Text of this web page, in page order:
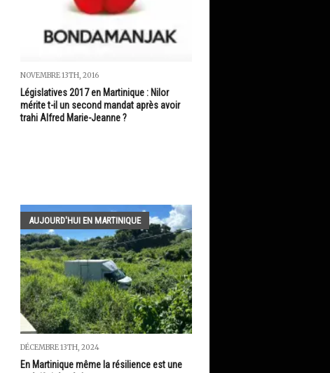
NOVEMBRE 13TH, 2016
Législatives 2017 en Martinique : Nilor
mérite t-il un second mandat après avoir
trahi Alfred Marie-Jeanne ?
AUJOURD'HUI EN MARTINIQUE
DÉCEMBRE 13TH, 2024
En Martinique même la résilience est une